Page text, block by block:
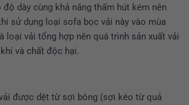
độ dày cùng khả năng thấm hút kém nên
sử dụng loại sofa bọc vải này vào mùa
loại vải tổng hợp nên quá trình sản xuất vải
và chất độc hại.
được dệt từ sợi bông (sợi kéo từ quả